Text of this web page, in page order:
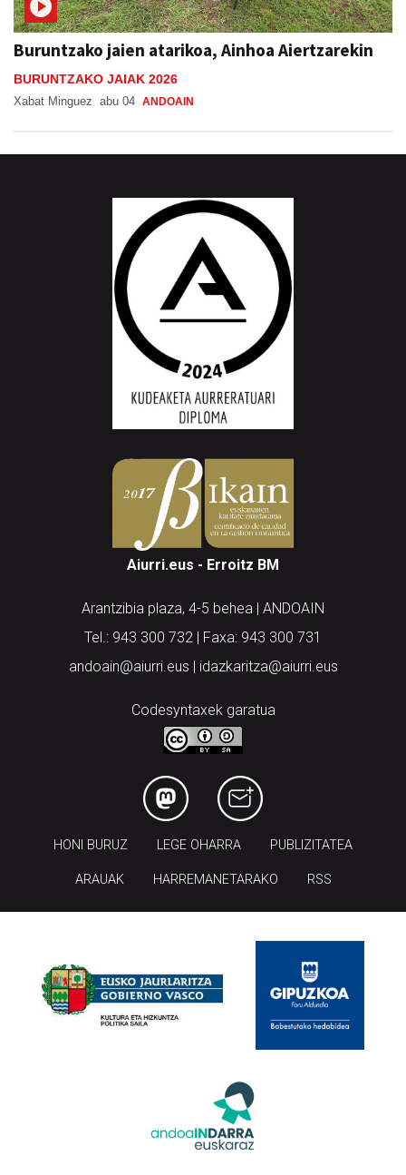
Buruntzako jaien atarikoa, Ainhoa Aiertzarekin
BURUNTZAKO JAIAK 2026
Xabat Minguez abu 04 ANDOAIN
Aiurri.eus - Erroitz BM
Arantzibia plaza, 4-5 behea | ANDOAIN
Tel.: 943 300 732 | Faxa: 943 300 731
andoain@aiurri.eus | idazkaritza@aiurri.eus
Codesyntaxek garatua
HONI BURUZ LEGE OHARRA PUBLIZITATEA
ARAUAK HARREMANETARAKO RSS